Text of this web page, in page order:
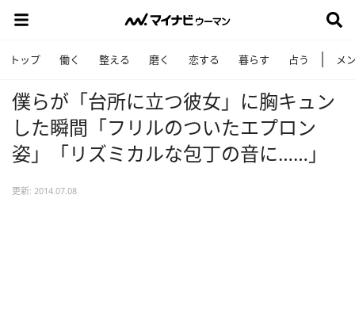
トップ 働く 整える 磨く 恋する 暮らす 占う メ
僕らが「台所に立つ彼女」に胸キュン
した瞬間「フリルのついたエプロン
姿」「リズミカルな包丁の音に……」
更新: 2014.07.08